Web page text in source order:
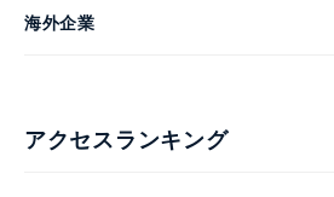
海外企業
アクセスランキング